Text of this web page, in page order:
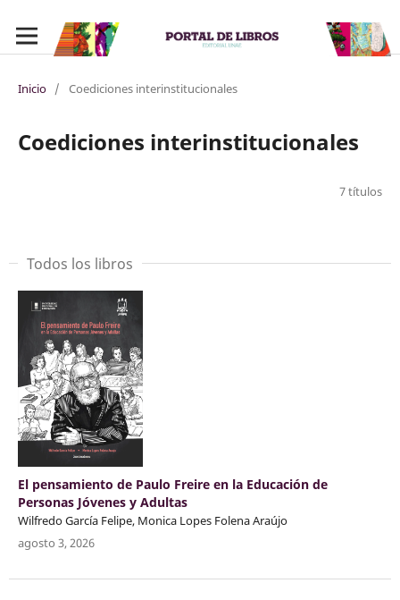
Inicio / Coediciones interinstitucionales
Coediciones interinstitucionales
7 títulos
Todos los libros
El pensamiento de Paulo Freire en la Educación de
Personas Jóvenes y Adultas
Wilfredo García Felipe, Monica Lopes Folena Araújo
agosto 3, 2026